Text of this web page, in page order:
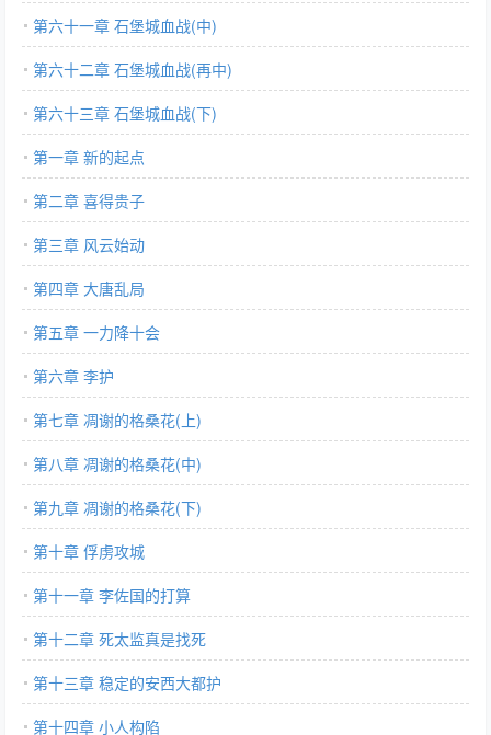
第六十一章 石堡城血战(中)
第六十二章 石堡城血战(再中)
第六十三章 石堡城血战(下)
第一章 新的起点
第二章 喜得贵子
第三章 风云始动
第四章 大唐乱局
第五章 一力降十会
第六章 李护
第七章 凋谢的格桑花(上)
第八章 凋谢的格桑花(中)
第九章 凋谢的格桑花(下)
第十章 俘虏攻城
第十一章 李佐国的打算
第十二章 死太监真是找死
第十三章 稳定的安西大都护
第十四章 小人构陷